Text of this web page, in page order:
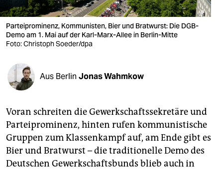
verlag
veranstaltungen
shop
fragen & hilfe
unterstützen
genossenschaft
epaper login
Parteiprominenz, Kommunisten, Bier und Bratwurst: Die DGB-
Demo am 1. Mai auf der Karl-Marx-Allee in Berlin-Mitte
Foto: Christoph Soeder/dpa
Aus Berlin Jonas Wahmkow
Voran schreiten die Gewerkschaftssekretäre und
Parteiprominenz, hinten rufen kommunistische
Gruppen zum Klassenkampf auf, am Ende gibt es
Bier und Bratwurst – die tradi­tionelle Demo des
Deutschen Gewerkschaftsbunds blieb auch in